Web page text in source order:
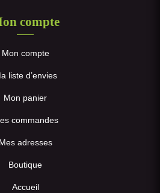
compte
Mon compte
liste d’envies
Mon panier
commandes
Mes adresses
Boutique
Accueil